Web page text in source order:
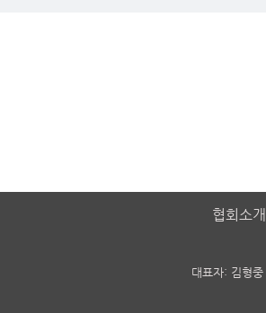
협회소개
대표자: 김형중